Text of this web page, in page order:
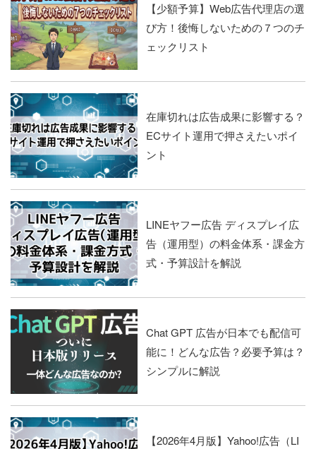
【少額予算】Web広告代理店の選
び方！後悔しないための７つのチ
ェックリスト
在庫切れは広告成果に影響する？
ECサイト運用で押さえたいポイ
ント
LINEヤフー広告 ディスプレイ広
告（運用型）の料金体系・課金方
式・予算設計を解説
Chat GPT 広告が日本でも配信可
能に！どんな広告？必要予算は？
シンプルに解説
【2026年4月版】Yahoo!広告（LI